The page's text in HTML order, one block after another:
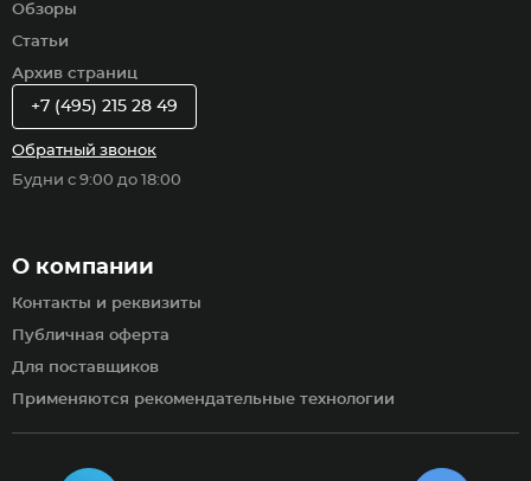
Обзоры
Статьи
Архив страниц
О компании
Контакты и реквизиты
Публичная оферта
Для поставщиков
Применяются рекомендательные технологии
+7 (495) 215 28 49
Обратный звонок
Будни с 9:00 до 18:00